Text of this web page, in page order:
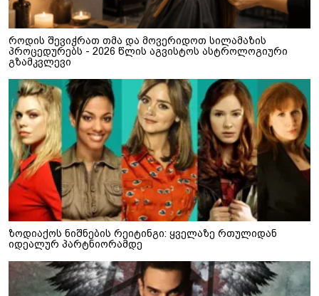
როდის შევიჭრათ თმა და მოვერიდოთ სილამაზის
პროცედურებს - 2026 წლის აგვისტოს ასტროლოგიური
გზამკვლევი
ზოდიაქოს ნიშნების რეიტინგი: ყველაზე რთულიდან
იდეალურ პარტნიორამდე